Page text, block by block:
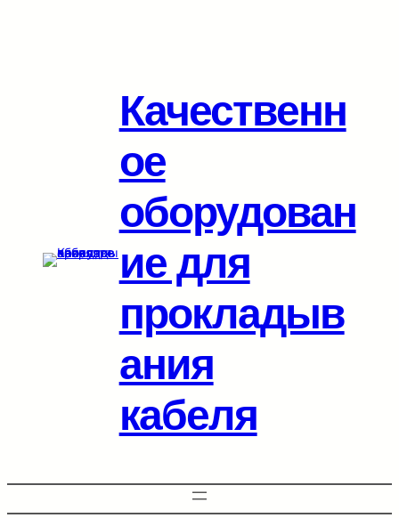
Качественн
ое
оборудован
ие для
прокладыв
ания
кабеля